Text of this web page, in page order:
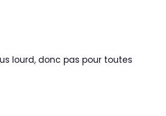
lourd, donc pas pour toutes